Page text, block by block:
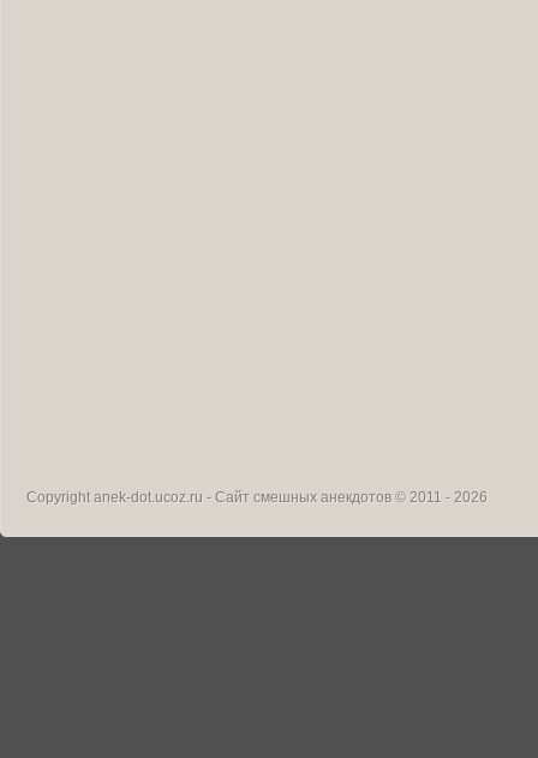
Copyrightanek-dot.ucoz.ru - Сайт смешных анекдотов © 2011 - 2026